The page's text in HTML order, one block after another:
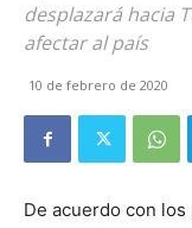
desplazará hacia
afectar al país
10 de febrero de 2020
De acuerdo con